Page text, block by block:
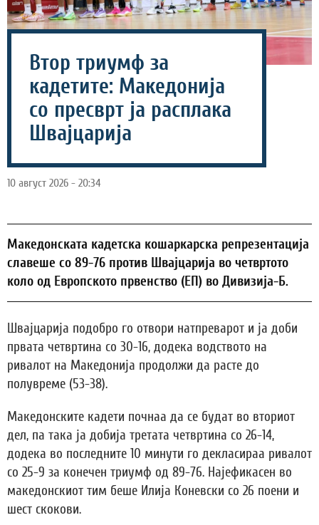
Втор триумф за
кадетите: Македонија
со пресврт ја расплака
Швајцарија
10 август 2026 - 20:34
Македонската кадетска кошаркарска репрезентација
славеше со 89-76 против Швајцарија во четвртото
коло од Европското првенство (ЕП) во Дивизија-Б.
Швајцарија подобро го отвори натпреварот и ја доби
првата четвртина со 30-16, додека водството на
ривалот на Македонија продолжи да расте до
полувреме (53-38).
Македонските кадети почнаа да се будат во вториот
дел, па така ја добија третата четвртина со 26-14,
додека во последните 10 минути го декласираа ривалот
со 25-9 за конечен триумф од 89-76. Најефикасен во
македонскиот тим беше Илија Коневски со 26 поени и
шест скокови.